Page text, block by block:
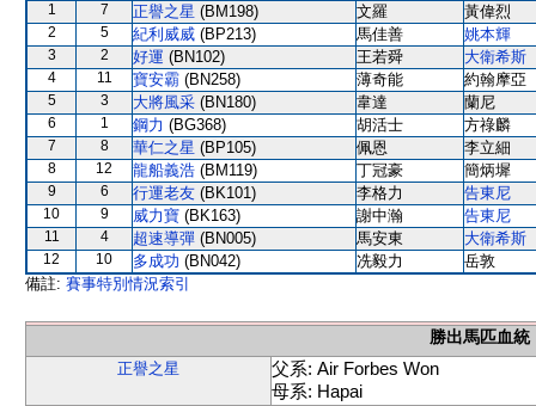
1 7 正譽之星 (BM198) 文羅 黃偉烈
2 5 紀利威威 (BP213) 馬佳善 姚本輝
3 2 好運 (BN102) 王若舜 大衛希斯
4 11 寶安霸 (BN258) 薄奇能 約翰摩亞
5 3 大將風采 (BN180) 韋達 蘭尼
6 1 鋼力 (BG368) 胡活士 方祿麟
7 8 華仁之星 (BP105) 佩恩 李立細
8 12 龍船義浩 (BM119) 丁冠豪 簡炳墀
9 6 行運老友 (BK101) 李格力 告東尼
10 9 威力寶 (BK163) 謝中瀚 告東尼
11 4 超速導彈 (BN005) 馬安東 大衛希斯
12 10 多成功 (BN042) 冼毅力
岳敦
備註: 賽事特別情況索引
勝出馬匹血統
正譽之星
父系: Air Forbes Won
母系: Hapai